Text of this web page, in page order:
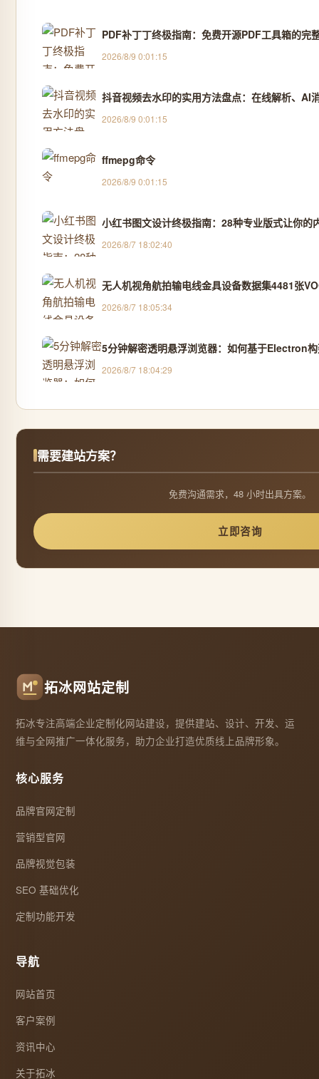
PDF补丁丁终极指南：免费开源PDF工具箱的完
2026/8/9 0:01:15
抖音视频去水印的实用方法盘点：在线解析、AI
2026/8/9 0:01:15
ffmepg命令
2026/8/9 0:01:15
小红书图文设计终极指南：28种专业版式让你的
2026/8/7 18:02:40
无人机视角航拍输电线金具设备数据集4481张
2026/8/7 18:05:34
5分钟解密透明悬浮浏览器：如何基于Electron
2026/8/7 18:04:29
需要建站方案？
免费沟通需求，48 小时出具方案。
立即咨询
拓冰网站定制
拓冰专注高端企业定制化网站建设，提供建站、设计、开发、运
维与全网推广一体化服务，助力企业打造优质线上品牌形象。
核心服务
品牌官网定制
营销型官网
品牌视觉包装
SEO 基础优化
定制功能开发
导航
网站首页
客户案例
资讯中心
关于拓冰